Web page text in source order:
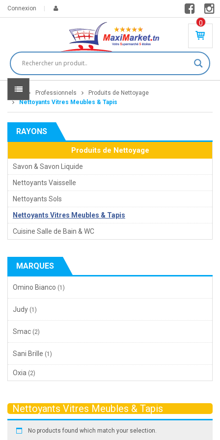
Connexion
0
PR
DU
IT(
S)
Home Professionnels
Produits de Nettoyage
Nettoyants Vitres Meubles & Tapis
RAYONS
Produits de Nettoyage
Savon & Savon Liquide
Nettoyants Vaisselle
Nettoyants Sols
Nettoyants Vitres Meubles & Tapis
Cuisine Salle de Bain & WC
MARQUES
Omino Bianco (1)
Judy (1)
Smac (2)
Sani Brille (1)
Oxia (2)
Nettoyants Vitres Meubles & Tapis
No products found which match your selection.